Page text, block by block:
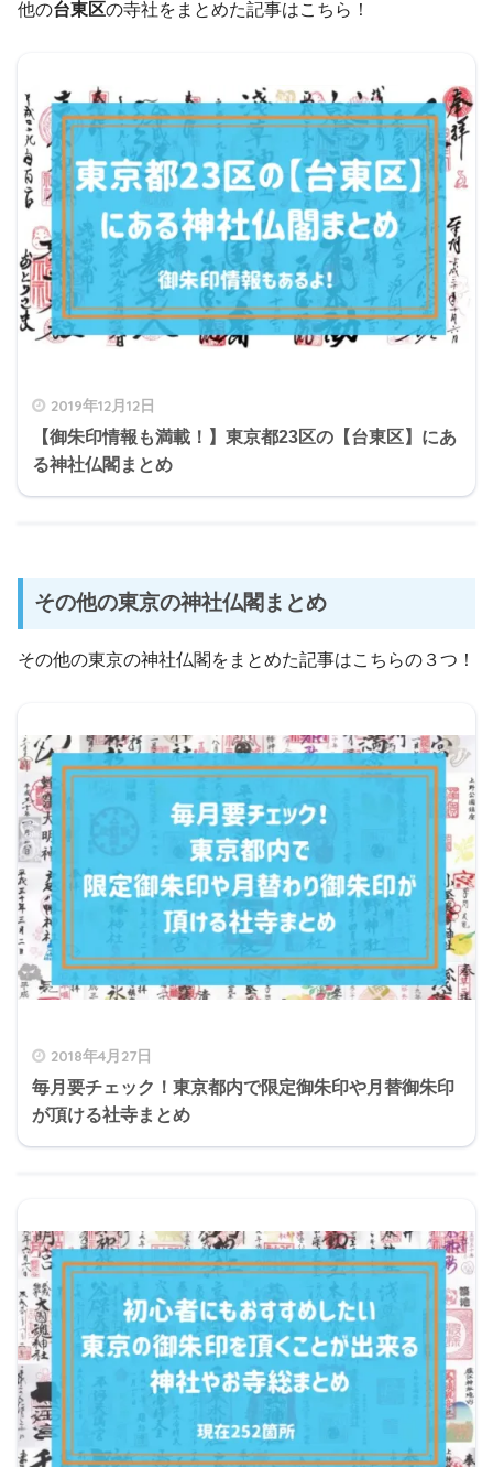
他の台東区の寺社をまとめた記事はこちら！
2019年12月12日
【御朱印情報も満載！】東京都23区の【台東区】にあ
る神社仏閣まとめ
その他の東京の神社仏閣まとめ
その他の東京の神社仏閣をまとめた記事はこちらの３つ！
2018年4月27日
毎月要チェック！東京都内で限定御朱印や月替御朱印
が頂ける社寺まとめ